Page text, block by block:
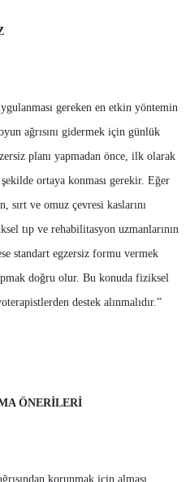
gereken en etkin yöntemin
ağrısını gidermek için günlük
planı yapmadan önce, ilk olarak
ortaya konması gerekir. Eğer
sırt ve omuz çevresi kaslarını
tıp ve rehabilitasyon uzmanlarının
standart egzersiz formu vermek
doğru olur. Bu konuda fiziksel
destek alınmalıdır.”
ÖNERİLERİ
korunmak için alması